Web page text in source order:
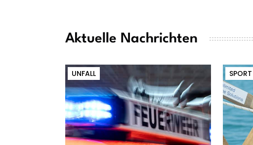
Aktuelle Nachrichten
UNFALL SPORT